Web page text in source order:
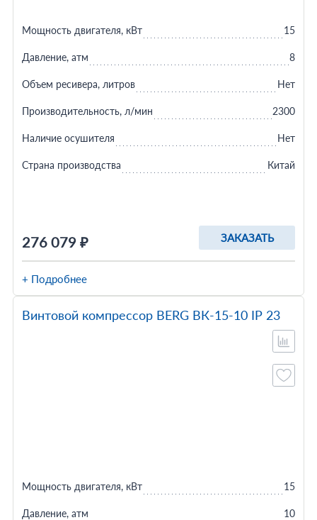
276 079 ₽ ЗАКАЗАТЬ
Мощность двигателя, кВт 15
Давление, атм 8
Объем ресивера, литров Нет
Производительность, л/мин 2300
Наличие осушителя Нет
Страна производства Китай
+ Подробнее
Винтовой компрессор BERG ВК-15-10 IP 23
Мощность двигателя, кВт 15
Давление, атм 10